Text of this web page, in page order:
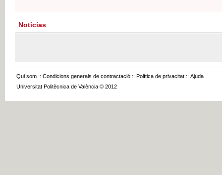
Noticias
Qui som :: Condicions generals de contractació :: Política de privacitat :: Ajuda
Universitat Politècnica de València © 2012